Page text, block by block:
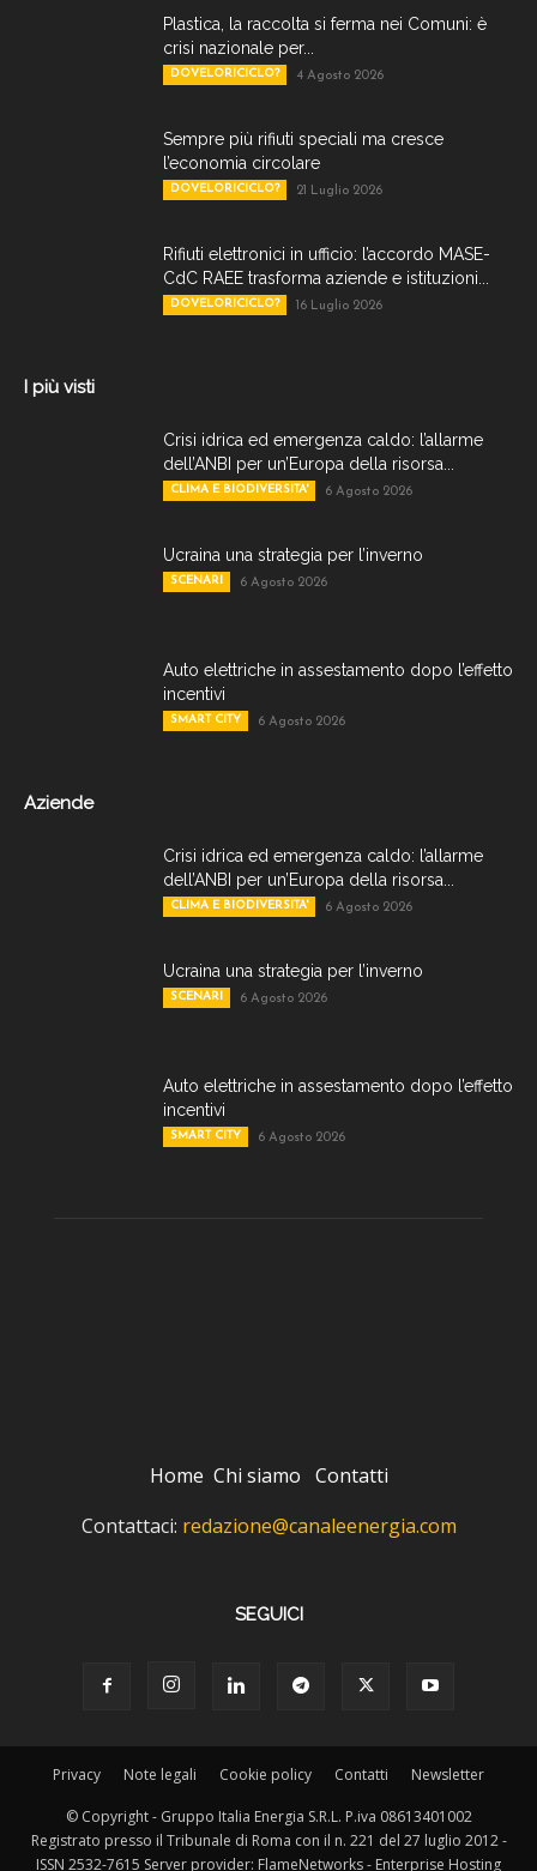
Plastica, la raccolta si ferma nei Comuni: è
crisi nazionale per...
DOVELORICICLO? 4 Agosto 2026
Sempre più rifiuti speciali ma cresce
l’economia circolare
DOVELORICICLO? 21 Luglio 2026
Rifiuti elettronici in ufficio: l’accordo MASE-
CdC RAEE trasforma aziende e istituzioni...
DOVELORICICLO? 16 Luglio 2026
I più visti
Crisi idrica ed emergenza caldo: l’allarme
dell’ANBI per un’Europa della risorsa...
CLIMA E BIODIVERSITA' 6 Agosto 2026
Ucraina una strategia per l’inverno
SCENARI 6 Agosto 2026
Auto elettriche in assestamento dopo l’effetto
incentivi
SMART CITY 6 Agosto 2026
Aziende
Crisi idrica ed emergenza caldo: l’allarme
dell’ANBI per un’Europa della risorsa...
CLIMA E BIODIVERSITA' 6 Agosto 2026
Ucraina una strategia per l’inverno
SCENARI 6 Agosto 2026
Auto elettriche in assestamento dopo l’effetto
incentivi
SMART CITY 6 Agosto 2026
Home Chi siamo Contatti
Contattaci: redazione@canaleenergia.com
SEGUICI
Privacy Note legali Cookie policy Contatti Newsletter
© Copyright - Gruppo Italia Energia S.R.L. P.iva 08613401002
Registrato presso il Tribunale di Roma con il n. 221 del 27 luglio 2012 -
ISSN 2532-7615 Server provider: FlameNetworks - Enterprise Hosting